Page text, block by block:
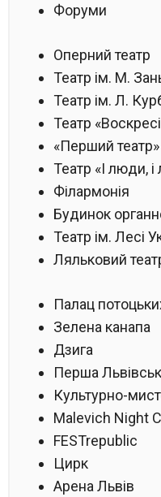
Форуми
Оперний театр
Театр ім. М.
Театр ім. Л.
Театр
«Перший театр»
Театр «І люди, і
Філармонія
Будинок
Театр ім. Лесі
Ляльковий
Палац
Зелена канапа
Дзига
Перша
Культурно-
Malevich Night
FESTrepublic
Цирк
Арена Львів